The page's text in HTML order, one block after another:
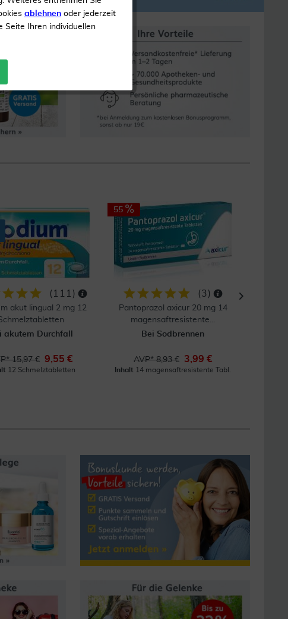
( 111)
akut lingual 2 mg 12
akutem Durchfall
15,97 € 9,55 €
12 Schmelztabletten
55
(3)
Pantoprazol axicur 20 mg 14
magensaftresistente...
Bei Sodbrennen
AVP* 8,93 € 3,99 €
Inhalt 14 magensaftresistente Tabl.
ablehnen oder jederzeit
Seite Ihren individuellen